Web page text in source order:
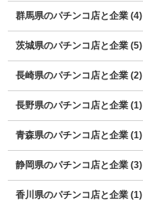
群馬県のパチンコ店と企業 (4)
茨城県のパチンコ店と企業 (5)
長崎県のパチンコ店と企業 (2)
長野県のパチンコ店と企業 (1)
青森県のパチンコ店と企業 (1)
静岡県のパチンコ店と企業 (3)
香川県のパチンコ店と企業 (1)